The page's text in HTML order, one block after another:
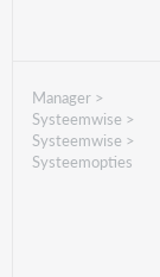
Manager >
Systeemwise >
Systeemwise >
Systeemopties